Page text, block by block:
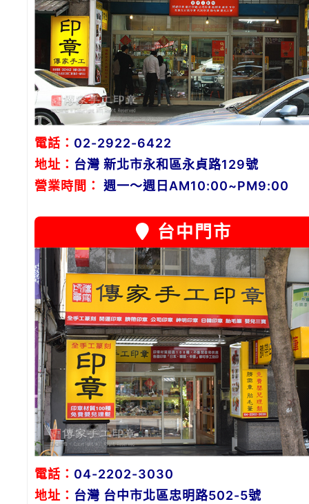
電話： 02-2922-6422
地址： 台灣 新北市永和區永貞路129號
營業時間：
週一～週日AM10:00~PM9:00
台中門市
電話： 04-2202-3030
地址： 台灣 台中市北區忠明路502-5號